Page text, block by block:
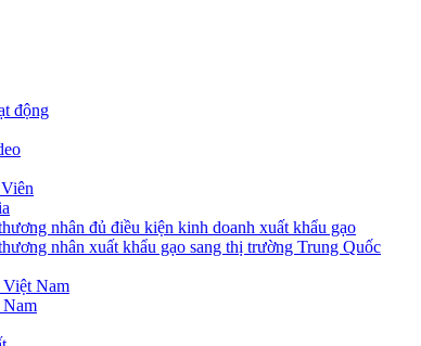
động
nhân đủ điều kiện kinh doanh xuất khẩu gạo
nhân xuất khẩu gạo sang thị trường Trung Quốc
Việt Nam